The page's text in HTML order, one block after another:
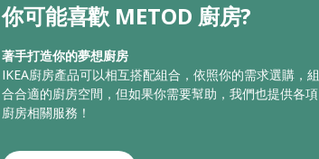
你可能喜歡 METOD 廚房?
著手打造你的夢想廚房
IKEA廚房產品可以相互搭配組合，依照你的需求選購，組
合合適的廚房空間，但如果你需要幫助，我們也提供各項
廚房相關服務！